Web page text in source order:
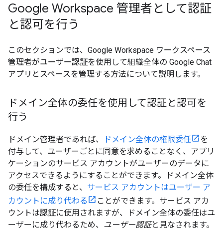
Google Workspace 管理者として認証
と認可を行う
このセクションでは、Google Workspace ワークスペース
管理者がユーザー認証を使用して組織全体の Google Chat
アプリとスペースを管理する方法について説明します。
ドメイン全体の委任を使用して認証と認可を
行う
ドメイン管理者であれば、 ドメイン全体の権限委任
を
付与して、ユーザーごとに同意を求めることなく、アプリ
ケーションのサービス アカウントがユーザーのデータに
アクセスできるようにすることができます。ドメイン全体
の委任を構成すると、 サービス アカウントはユーザー ア
カウントに成り代わる
ことができます。サービス アカ
ウントは認証に使用されますが、ドメイン全体の委任はユ
ーザーに成り代わるため、 ユーザー認証と見なされます。